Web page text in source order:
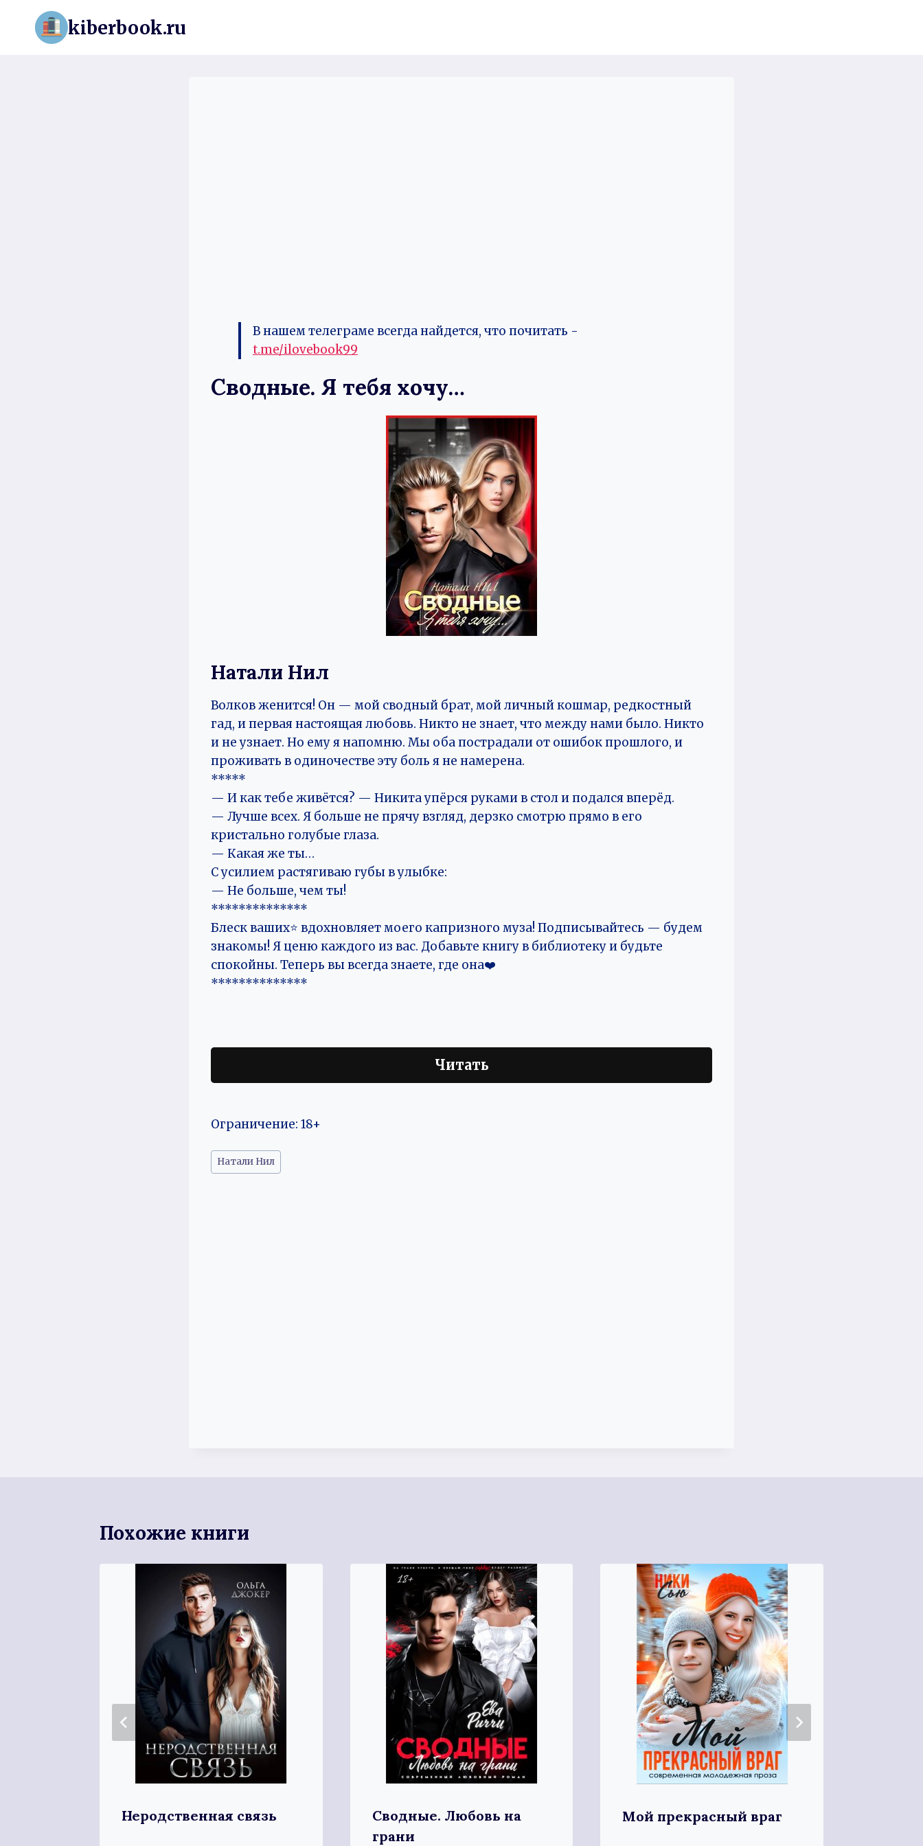
Перейти
содержимому
kiberbook.ru
В нашем телеграме всегда найдется, что почитать -
t.me/ilovebook99
Сводные. Я тебя хочу…
Натали Нил
‍Волков женится! Он — мой сводный брат, мой личный кошмар, редкостный
гад, и первая настоящая любовь. Никто не знает, что между нами было. Никто
и не узнает. Но ему я напомню. Мы оба пострадали от ошибок прошлого, и
проживать в одиночестве эту боль я не намерена.
*****
— И как тебе живётся? — Никита упёрся руками в стол и подался вперёд.
— Лучше всех. Я больше не прячу взгляд, дерзко смотрю прямо в его
кристально голубые глаза.
— Какая же ты…
С усилием растягиваю губы в улыбке:
— Не больше, чем ты!
**************
Блеск ваших⭐ вдохновляет моего капризного муза! Подписывайтесь — будем
знакомы! Я ценю каждого из вас. Добавьте книгу в библиотеку и будьте
спокойны. Теперь вы всегда знаете, где она❤️
**************
Читать
Ограничение: 18+
Метки
записи:
Натали Нил
Похожие книги
Неродственная связь
Сводные. Любовь на
грани
Мой прекрасный враг